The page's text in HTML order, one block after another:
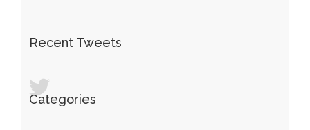
Recent Tweets
Categories